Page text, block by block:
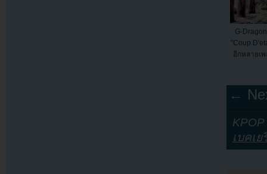
G-
"Coup
อีกหลายเ
←
เบคเย